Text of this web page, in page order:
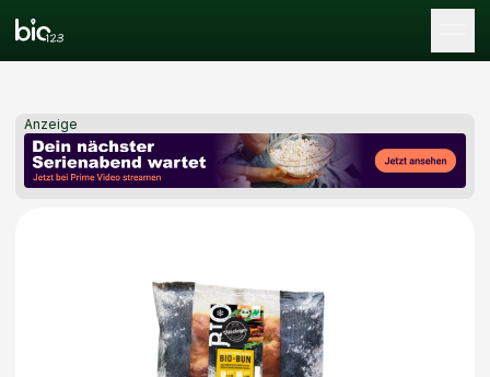
Anzeige